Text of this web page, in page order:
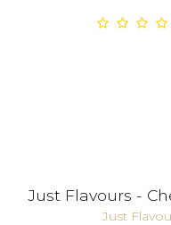
Just Flavours -
Just